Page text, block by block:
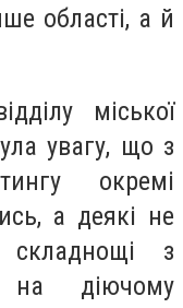
області, а й
міської
увагу, що з
окремі
а деякі не
складнощі з
на діючому